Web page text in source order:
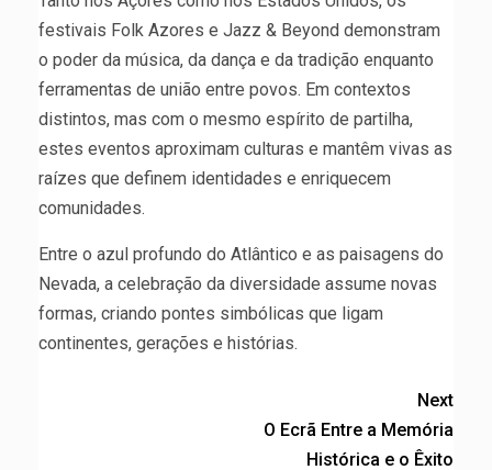
festivais Folk Azores e Jazz & Beyond demonstram
o poder da música, da dança e da tradição enquanto
ferramentas de união entre povos. Em contextos
distintos, mas com o mesmo espírito de partilha,
estes eventos aproximam culturas e mantêm vivas as
raízes que definem identidades e enriquecem
comunidades.
Entre o azul profundo do Atlântico e as paisagens do
Nevada, a celebração da diversidade assume novas
formas, criando pontes simbólicas que ligam
continentes, gerações e histórias.
Next
O Ecrã Entre a Memória
Histórica e o Êxito